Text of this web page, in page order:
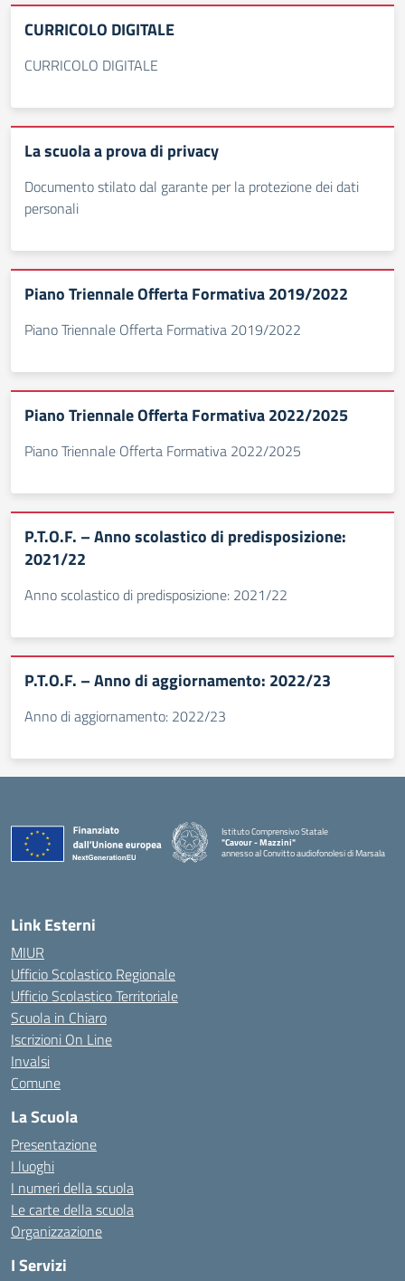
CURRICOLO DIGITALE
CURRICOLO DIGITALE
La scuola a prova di privacy
Documento stilato dal garante per la protezione dei dati
personali
Piano Triennale Offerta Formativa 2019/2022
Piano Triennale Offerta Formativa 2019/2022
Piano Triennale Offerta Formativa 2022/2025
Piano Triennale Offerta Formativa 2022/2025
P.T.O.F. – Anno scolastico di predisposizione:
2021/22
Anno scolastico di predisposizione: 2021/22
P.T.O.F. – Anno di aggiornamento: 2022/23
Anno di aggiornamento: 2022/23
Istituto Comprensivo Statale
"Cavour - Mazzini"
annesso al Convitto audiofonolesi di Marsala
Link Esterni
MIUR
Ufficio Scolastico Regionale
Ufficio Scolastico Territoriale
Scuola in Chiaro
Iscrizioni On Line
Invalsi
Comune
La Scuola
Presentazione
I luoghi
I numeri della scuola
Le carte della scuola
Organizzazione
I Servizi